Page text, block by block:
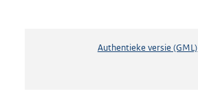
Authentieke versie (GML)b